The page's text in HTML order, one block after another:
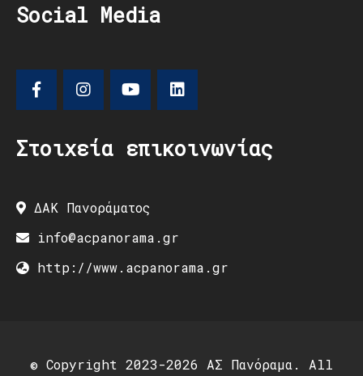
Social Media
Στοιχεία επικοινωνίας
ΔΑΚ Πανοράματος
info@acpanorama.gr
http://www.acpanorama.gr
© Copyright 2023-2026 ΑΣ Πανόραμα. All